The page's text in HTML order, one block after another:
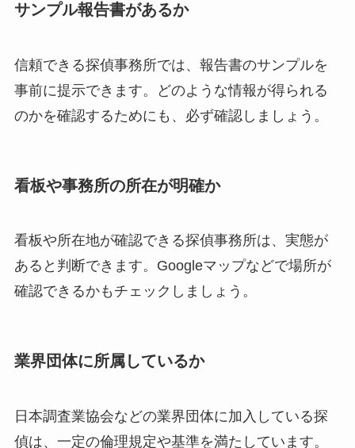
サンプル報告書があるか
信頼できる探偵事務所では、報告書のサンプルを
事前に提示できます。どのような情報が得られる
のかを確認するためにも、必ず確認しましょう。
看板や事務所の所在が明確か
看板や所在地が確認できる探偵事務所は、実態が
あると判断できます。Googleマップなどで場所が
確認できるかもチェックしましょう。
業界団体に所属しているか
日本調査業協会などの業界団体に加入している探
偵は、一定の倫理規定や基準を満たしています。